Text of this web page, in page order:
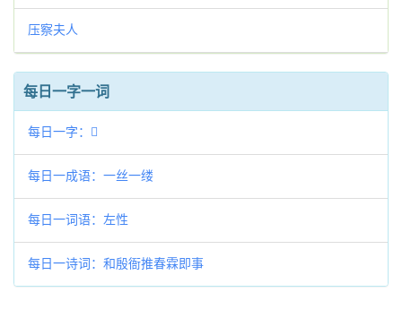
压察夫人
每日一字一词
每日一字：𥞣
每日一成语：一丝一缕
每日一词语：左性
每日一诗词：和殷衙推春霖即事